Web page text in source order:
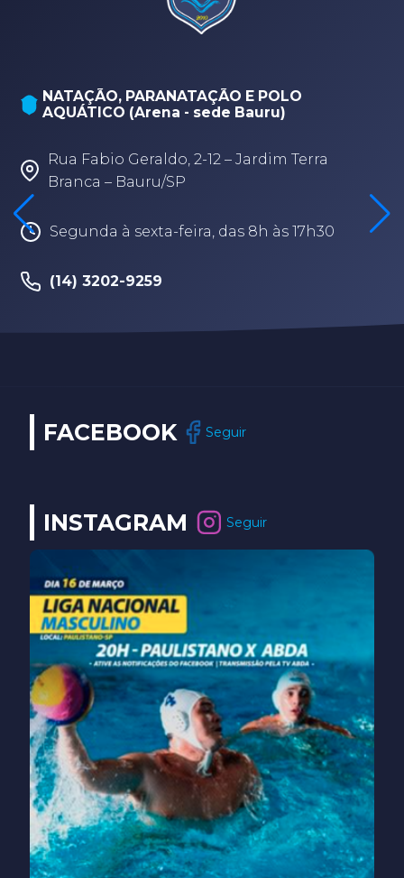
NATAÇÃO, PARANATAÇÃO E POLO
AQUÁTICO (Arena - sede Bauru)
Rua Fabio Geraldo, 2-12 – Jardim Terra
Branca – Bauru/SP
Segunda à sexta-feira, das 8h às 17h30
(14) 3202-9259
FACEBOOK Seguir
INSTAGRAM Seguir